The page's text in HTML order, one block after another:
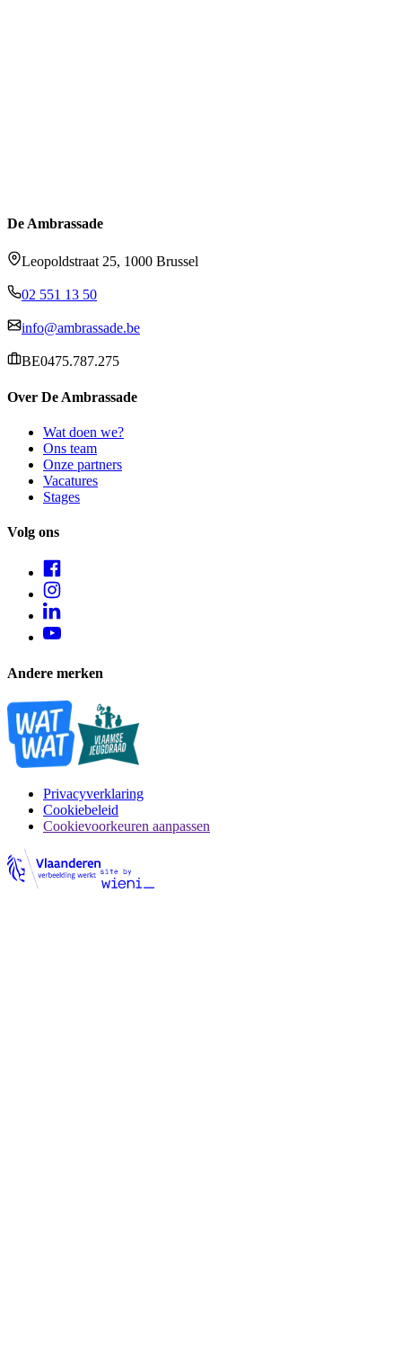
De Ambrassade
Leopoldstraat 25, 1000 Brussel
02 551 13 50
info@ambrassade.be
BE0475.787.275
Over De Ambrassade
Wat doen we?
Ons team
Onze partners
Vacatures
Stages
Volg ons
Andere merken
Privacyverklaring
Cookiebeleid
Cookievoorkeuren aanpassen